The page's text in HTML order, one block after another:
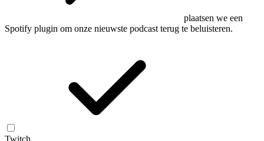
plaatsen we een
Spotify plugin om onze nieuwste podcast terug te beluisteren.
Twitch